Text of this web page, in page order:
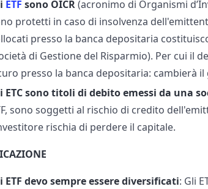
ETF sono OICR(acronimo di Organismi
protetti in caso di insolvenza
presso la banca depositaria
di Gestione del Risparmio). Per cui il
presso la banca depositaria: cambierà
ETC sono titoli di debito emessi da una
sono soggetti al rischio di credito
rischia di perdere il capitale.
ETF devo sempre essere diversificati: Gli